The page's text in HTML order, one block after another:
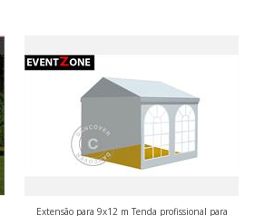
Extensão para 9x12 m Tenda profissional para